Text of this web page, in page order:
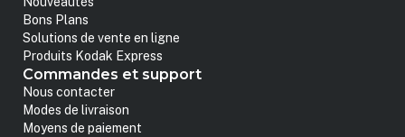
Bons Plans
Solutions de vente en ligne
Produits Kodak Express
Commandes et support
Nous contacter
Modes de livraison
Moyens de paiement